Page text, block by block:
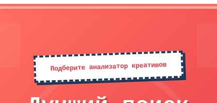
Подберите анализатор креативов